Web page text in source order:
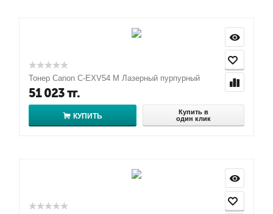
Тонер Canon C-EXV54 M Лазерный пурпурный
51 023тг.
КУПИТЬ
Купить в
один клик